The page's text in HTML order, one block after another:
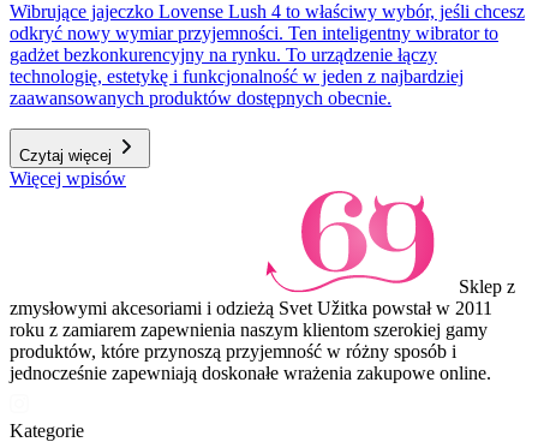
Wibrujące jajeczko Lovense Lush 4 to właściwy wybór, jeśli chcesz
odkryć nowy wymiar przyjemności. Ten inteligentny wibrator to
gadżet bezkonkurencyjny na rynku. To urządzenie łączy
technologię, estetykę i funkcjonalność w jeden z najbardziej
zaawansowanych produktów dostępnych obecnie.
Czytaj więcej
Więcej wpisów
Sklep z
zmysłowymi akcesoriami i odzieżą Svet Užitka powstał w 2011
roku z zamiarem zapewnienia naszym klientom szerokiej gamy
produktów, które przynoszą przyjemność w różny sposób i
jednocześnie zapewniają doskonałe wrażenia zakupowe online.
Kategorie